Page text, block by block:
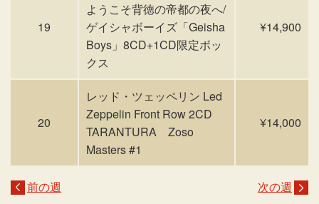
19
ようこそ背徳の帝都の夜へ/
ゲイシャボーイズ「Geisha
Boys」8CD+1CD限定ボッ
クス
¥14,900
20
レッド・ツェッペリン Led
Zeppelin Front Row 2CD
TARANTURA Zoso
Masters #1
¥14,000
前の週 次の週